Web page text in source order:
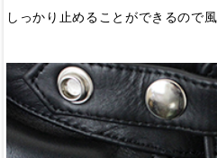
しっかり止めることができるので